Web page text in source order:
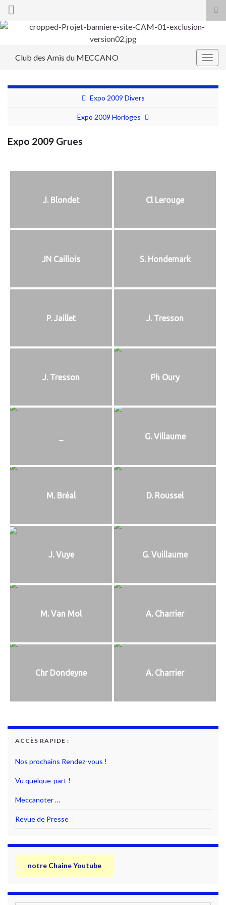
Search for:
Club des Amis du MECCANO
Expo 2009 Divers
Expo 2009 Horloges
Expo 2009 Grues
J. Blondet Cl Lerouge
JN Caillois S. Hondemark
P. Jaillet J. Tresson
J. Tresson Ph Oury
G. Villaume
M. Bréal D. Roussel
J. Vuye G. Vuillaume
M. Van Mol A. Charrier
Chr Dondeyne A. Charrier
ACCÈS RAPIDE :
Nos prochains Rendez-vous !
Vu quelque-part !
Meccanoter …
Revue de Presse
notre Chaine Youtube